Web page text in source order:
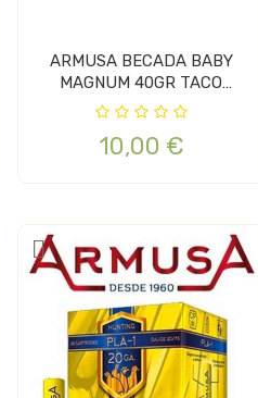
ARMUSA BECADA BABY
MAGNUM 40GR TACO
FIELTRO
10,00 €